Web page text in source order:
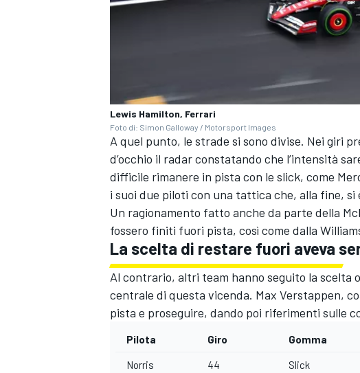
RALLY
Lewis Hamilton, Ferrari
Foto di: Simon Galloway / Motorsport Images
A quel punto, le strade si sono divise. Nei giri
d’occhio il radar constatando che l’intensità
difficile rimanere in pista con le slick, come
i suoi due piloti con una tattica che, alla fine, si
Un ragionamento fatto anche da parte della
fossero finiti fuori pista, così come dalla
La scelta di restare fuori aveva
Al contrario, altri team hanno seguito la scelta
centrale di questa vicenda. Max Verstappen,
pista e proseguire, dando poi riferimenti sulle
Pilota Giro Gomma
Norris 44 Slick